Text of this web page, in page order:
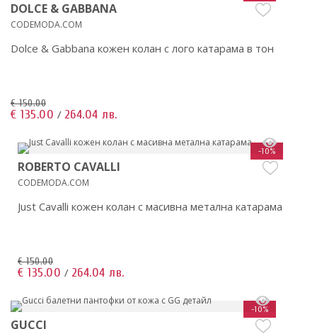
DOLCE & GABBANA
CODEMODA.COM
Dolce & Gabbana кожен колан с лого катарама в тон
€ 150.00
€ 135.00 / 264.04 лв.
-10%
ROBERTO CAVALLI
CODEMODA.COM
Just Cavalli кожен колан с масивна метална катарама
€ 150.00
€ 135.00 / 264.04 лв.
-10%
GUCCI